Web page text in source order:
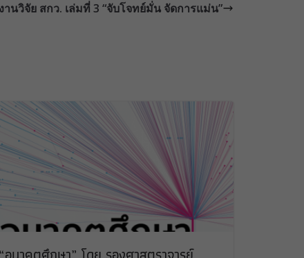
นวิจัย สกว. เล่มที่ 3 “จับโจทย์มั่น จัดการแม่น”